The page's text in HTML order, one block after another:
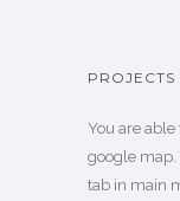
PROJECTS
You are
google map.
tab in main